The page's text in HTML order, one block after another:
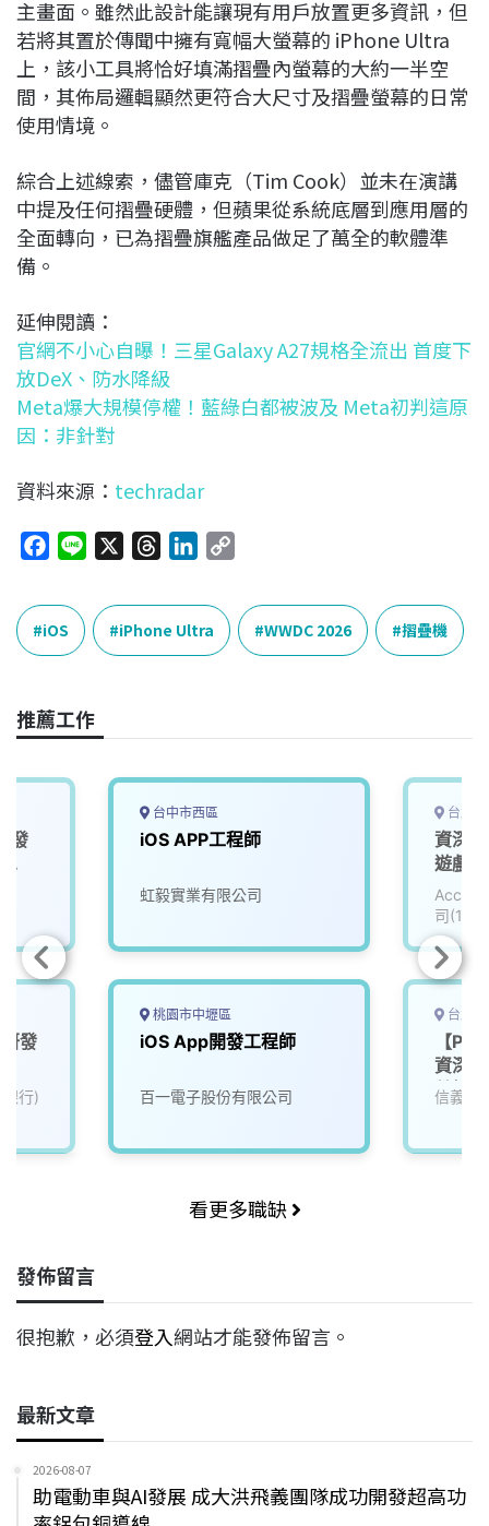
主畫面。雖然此設計能讓現有用戶放置更多資訊，但
若將其置於傳聞中擁有寬幅大螢幕的 iPhone Ultra
上，該小工具將恰好填滿摺疊內螢幕的大約一半空
間，其佈局邏輯顯然更符合大尺寸及摺疊螢幕的日常
使用情境。
綜合上述線索，儘管庫克（Tim Cook）並未在演講
中提及任何摺疊硬體，但蘋果從系統底層到應用層的
全面轉向，已為摺疊旗艦產品做足了萬全的軟體準
備。
延伸閱讀：
官網不小心自曝！三星Galaxy A27規格全流出 首度下
放DeX、防水降級
Meta爆大規模停權！藍綠白都被波及 Meta初判這原
因：非針對
資料來源： techradar
c
e
b
o
k
e
r
e
a
n
k
e
n
y
k
iOS iPhone Ultra WWDC 2026 摺疊機
推薦工作
發
發
行)
台中市西區
iOS APP工程師
虹毅實業有限公司
桃園市中壢區
iOS App開發工程師
百一電子股份有限公司
台北
資深
遊戲
司
台北
【
資深
營管
信義房
看更多職缺
發佈留言
很抱歉，必須登入網站才能發佈留言。
最新文章
2026-08-07
助電動車與AI發展 成大洪飛義團隊成功開發超高功